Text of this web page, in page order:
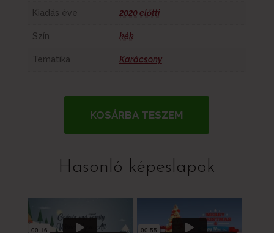
Kiadás éve 2020 előtti
Szín kék
Tematika Karácsony
KOSÁRBA TESZEM
Hasonló képeslapok